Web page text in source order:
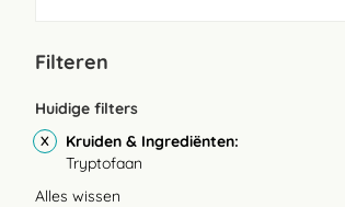
Filteren
Huidige filters
Kruiden & Ingrediënten
Tryptofaan
Alles wissen